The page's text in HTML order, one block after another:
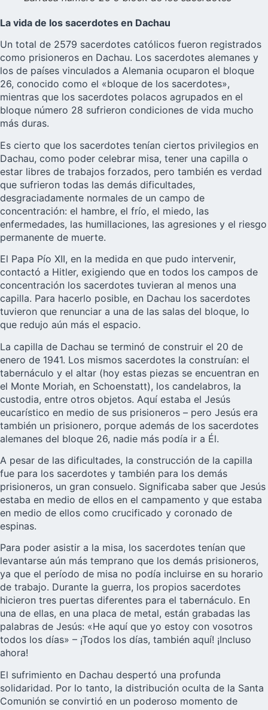
La vida de los sacerdotes en Dachau
Un total de 2579 sacerdotes católicos fueron registrados
como prisioneros en Dachau. Los sacerdotes alemanes y
los de países vinculados a Alemania ocuparon el bloque
26, conocido como el «bloque de los sacerdotes»,
mientras que los sacerdotes polacos agrupados en el
bloque número 28 sufrieron condiciones de vida mucho
más duras.
Es cierto que los sacerdotes tenían ciertos privilegios en
Dachau, como poder celebrar misa, tener una capilla o
estar libres de trabajos forzados, pero también es verdad
que sufrieron todas las demás dificultades,
desgraciadamente normales de un campo de
concentración: el hambre, el frío, el miedo, las
enfermedades, las humillaciones, las agresiones y el riesgo
permanente de muerte.
El Papa Pío XII, en la medida en que pudo intervenir,
contactó a Hitler, exigiendo que en todos los campos de
concentración los sacerdotes tuvieran al menos una
capilla. Para hacerlo posible, en Dachau los sacerdotes
tuvieron que renunciar a una de las salas del bloque, lo
que redujo aún más el espacio.
La capilla de Dachau se terminó de construir el 20 de
enero de 1941. Los mismos sacerdotes la construían: el
tabernáculo y el altar (hoy estas piezas se encuentran en
el Monte Moriah, en Schoenstatt), los candelabros, la
custodia, entre otros objetos. Aquí estaba el Jesús
eucarístico en medio de sus prisioneros – pero Jesús era
también un prisionero, porque además de los sacerdotes
alemanes del bloque 26, nadie más podía ir a Él.
A pesar de las dificultades, la construcción de la capilla
fue para los sacerdotes y también para los demás
prisioneros, un gran consuelo. Significaba saber que Jesús
estaba en medio de ellos en el campamento y que estaba
en medio de ellos como crucificado y coronado de
espinas.
Para poder asistir a la misa, los sacerdotes tenían que
levantarse aún más temprano que los demás prisioneros,
ya que el período de misa no podía incluirse en su horario
de trabajo. Durante la guerra, los propios sacerdotes
hicieron tres puertas diferentes para el tabernáculo. En
una de ellas, en una placa de metal, están grabadas las
palabras de Jesús: «He aquí que yo estoy con vosotros
todos los días» – ¡Todos los días, también aquí! ¡Incluso
ahora!
El sufrimiento en Dachau despertó una profunda
solidaridad. Por lo tanto, la distribución oculta de la Santa
Comunión se convirtió en un poderoso momento de